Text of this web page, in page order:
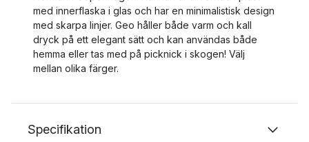
med innerflaska i glas och har en minimalistisk design
med skarpa linjer. Geo håller både varm och kall
dryck på ett elegant sätt och kan användas både
hemma eller tas med på picknick i skogen! Välj
mellan olika färger.
Specifikation